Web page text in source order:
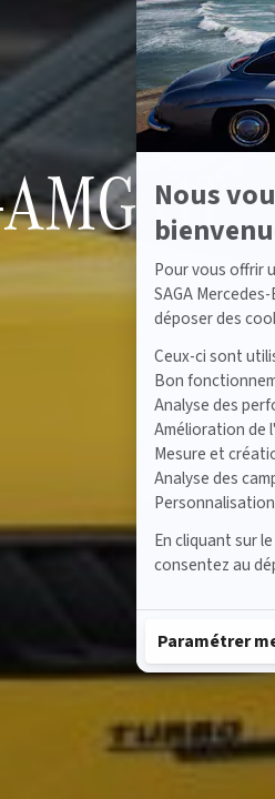
Nous
Pour vous offrir
SAGA
déposer des
Ceux-ci sont
Bon
Analyse des
Amélioration de
Mesure et
Analyse des
En cliquant sur
consentez au
Paramétrer
GT